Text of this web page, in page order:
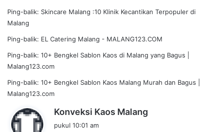
Ping-balik: Skincare Malang :10 Klinik Kecantikan Terpopuler di
Malang
Ping-balik: EL Catering Malang - MALANG123.COM
Ping-balik: 10+ Bengkel Sablon Kaos di Malang yang Bagus |
Malang123.com
Ping-balik: 10+ Bengkel Sablon Kaos Malang Murah dan Bagus |
Malang123.com
Konveksi Kaos Malang
pukul 10:01 am